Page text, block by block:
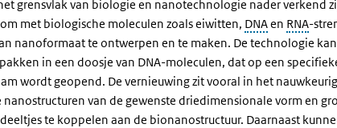
grensvlak van biologie en nanotechnologie nader verkend
met biologische moleculen zoals eiwitten, DNAen RNA-
nanoformaat te ontwerpen en te maken. De technologie
in een doosje van DNA-moleculen, dat op een
wordt geopend. De vernieuwing zit vooral in het
van de gewenste driedimensionale vorm en
te koppelen aan de bionanostructuur. Daarnaast